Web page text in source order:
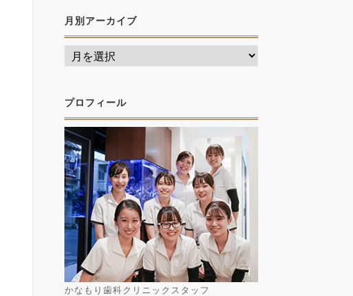
月別アーカイブ
プロフィール
かなもり歯科クリニックスタッフ